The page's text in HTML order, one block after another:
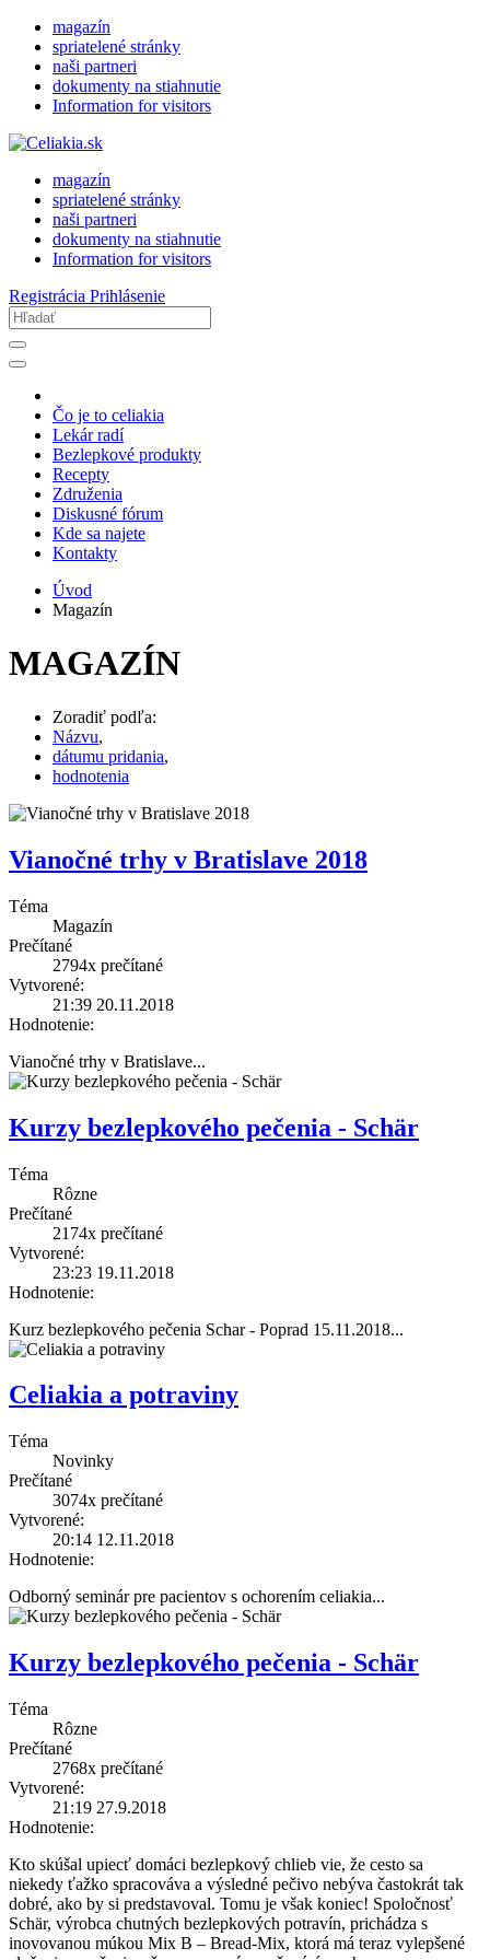
magazín
spriatelené stránky
naši partneri
dokumenty na stiahnutie
Information for visitors
magazín
spriatelené stránky
naši partneri
dokumenty na stiahnutie
Information for visitors
Registrácia Prihlásenie
Čo je to celiakia
Lekár radí
Bezlepkové produkty
Recepty
Združenia
Diskusné fórum
Kde sa najete
Kontakty
Úvod
Magazín
MAGAZÍN
Zoradiť podľa:
Názvu,
dátumu pridania,
hodnotenia
Vianočné trhy v Bratislave 2018
Téma
Magazín
Prečítané
2794x prečítané
Vytvorené:
21:39 20.11.2018
Hodnotenie:
Vianočné trhy v Bratislave...
Kurzy bezlepkového pečenia - Schär
Téma
Rôzne
Prečítané
2174x prečítané
Vytvorené:
23:23 19.11.2018
Hodnotenie:
Kurz bezlepkového pečenia Schar - Poprad 15.11.2018...
Celiakia a potraviny
Téma
Novinky
Prečítané
3074x prečítané
Vytvorené:
20:14 12.11.2018
Hodnotenie:
Odborný seminár pre pacientov s ochorením celiakia...
Kurzy bezlepkového pečenia - Schär
Téma
Rôzne
Prečítané
2768x prečítané
Vytvorené:
21:19 27.9.2018
Hodnotenie:
Kto skúšal upiecť domáci bezlepkový chlieb vie, že cesto sa
niekedy ťažko spracováva a výsledné pečivo nebýva častokrát tak
dobré, ako by si predstavoval. Tomu je však koniec! Spoločnosť
Schär, výrobca chutných bezlepkových potravín, prichádza s
inovovanou múkou Mix B – Bread-Mix, ktorá má teraz vylepšené